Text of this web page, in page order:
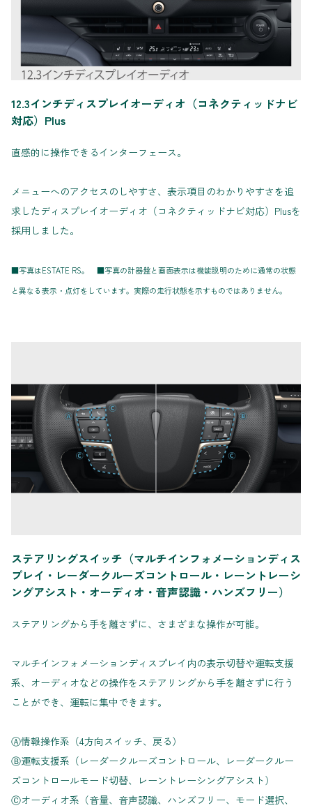
12.3インチディスプレイオーディオ（コネクティッドナビ
対応）Plus
直感的に操作できるインターフェース。
メニューへのアクセスのしやすさ、表示項目のわかりやすさを追
求したディスプレイオーディオ（コネクティッドナビ対応）Plusを
採用しました。
■写真はESTATE RS。 ■写真の計器盤と画面表示は機能説明のために通常の状態
と異なる表示・点灯をしています。実際の走行状態を示すものではありません。
ステアリングスイッチ（マルチインフォメーションディス
プレイ・レーダークルーズコントロール・レーントレーシ
ングアシスト・オーディオ・音声認識・ハンズフリー）
ステアリングから手を離さずに、さまざまな操作が可能。
マルチインフォメーションディスプレイ内の表示切替や運転支援
系、オーディオなどの操作をステアリングから手を離さずに行う
ことができ、運転に集中できます。
Ⓐ情報操作系（4方向スイッチ、戻る）
Ⓑ運転支援系（レーダークルーズコントロール、レーダークルー
ズコントロールモード切替、レーントレーシングアシスト）
Ⓒオーディオ系（音量、音声認識、ハンズフリー、モード選択、